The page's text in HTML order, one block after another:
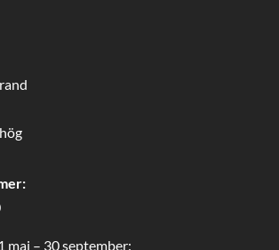
maj – 30 september: